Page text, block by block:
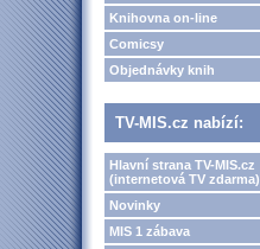
Knihovna on-line
Comicsy
Objednávky knih
TV-MIS.cz nabízí:
Hlavní strana TV-MIS.cz
(internetová TV zdarma)
Novinky
MIS 1 zábava